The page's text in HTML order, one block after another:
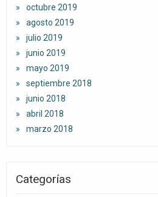
octubre 2019
agosto 2019
julio 2019
junio 2019
mayo 2019
septiembre 2018
junio 2018
abril 2018
marzo 2018
Categorías